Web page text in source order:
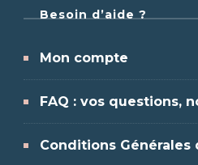
Besoin d’aide ?
Mon compte
FAQ : vos questions,
Conditions Générales